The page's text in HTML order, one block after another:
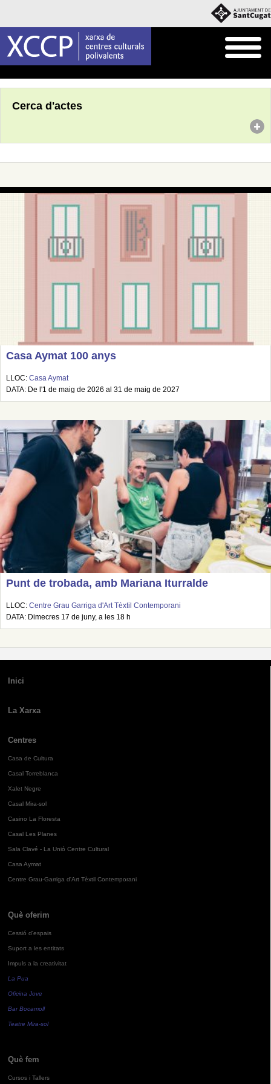
Cerca d'actes
Casa Aymat 100 anys
LLOC: Casa Aymat
DATA: De l'1 de maig de 2026 al 31 de maig de 2027
Punt de trobada, amb Mariana Iturralde
LLOC: Centre Grau Garriga d'Art Tèxtil Contemporani
DATA: Dimecres 17 de juny, a les 18 h
Inici
La Xarxa
Centres
Casa de Cultura
Casal Torreblanca
Xalet Negre
Casal Mira-sol
Casino La Floresta
Casal Les Planes
Sala Clavé - La Unió Centre Cultural
Casa Aymat
Centre Grau-Garriga d'Art Tèxtil Contemporani
Què oferim
Cessió d'espais
Suport a les entitats
Impuls a la creativitat
La Pua
Oficina Jove
Bar Bocamoll
Teatre Mira-sol
Què fem
Cursos i Tallers